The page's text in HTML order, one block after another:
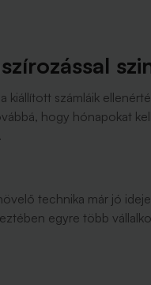
kiállított számláik
hogy hónapokat
technika már jó
egyre több